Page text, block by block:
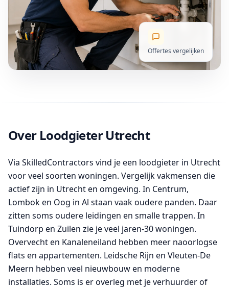
Offertes vergelijken
Over Loodgieter Utrecht
Via SkilledContractors vind je een loodgieter in Utrecht
voor veel soorten woningen. Vergelijk vakmensen die
actief zijn in Utrecht en omgeving. In Centrum,
Lombok en Oog in Al staan vaak oudere panden. Daar
zitten soms oudere leidingen en smalle trappen. In
Tuindorp en Zuilen zie je veel jaren-30 woningen.
Overvecht en Kanaleneiland hebben meer naoorlogse
flats en appartementen. Leidsche Rijn en Vleuten-De
Meern hebben veel nieuwbouw en moderne
installaties. Soms is er overleg met je verhuurder of